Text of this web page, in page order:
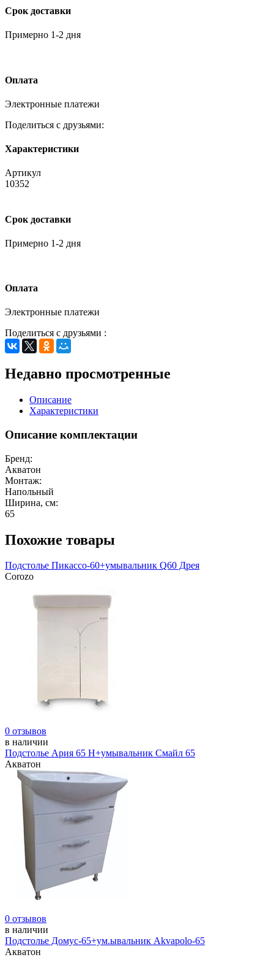
Срок доставки
Примерно 1-2 дня
Оплата
Электронные платежи
Поделиться с друзьями:
Характеристики
Артикул
10352
Срок доставки
Примерно 1-2 дня
Оплата
Электронные платежи
Поделиться с друзьями :
Недавно просмотренные
Описание
Характеристики
Описание комплектации
Бренд:
Акватон
Монтаж:
Напольный
Ширина, см:
65
Похожие товары
Подстолье Пикассо-60+умывальник Q60 Дрея
Corozo
0 отзывов
в наличии
Подстолье Ария 65 Н+умывальник Смайл 65
Акватон
0 отзывов
в наличии
Подстолье Домус-65+ум.ывальник Akvapolo-65
Акватон